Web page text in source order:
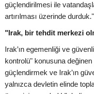
güçlendirilmesi ile
artırılması üzerinde durduk."
"Irak, bir tehdit merkezi
Irak’ın egemenliği ve
kontrolü" konusuna
güçlendirmek ve Irak’ın
yalnızca devletin elinde